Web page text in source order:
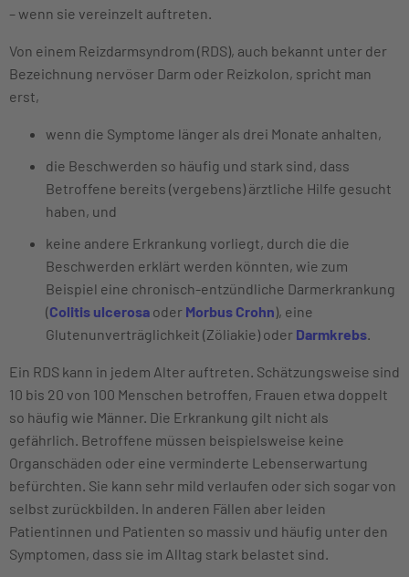
– wenn sie vereinzelt auftreten.
Von einem Reizdarmsyndrom (RDS), auch bekannt unter der
Bezeichnung nervöser Darm oder Reizkolon, spricht man
erst,
wenn die Symptome länger als drei Monate anhalten,
die Beschwerden so häufig und stark sind, dass
Betroffene bereits (vergebens) ärztliche Hilfe gesucht
haben, und
keine andere Erkrankung vorliegt, durch die die
Beschwerden erklärt werden könnten, wie zum
Beispiel eine chronisch-entzündliche Darmerkrankung
(Colitis ulcerosa oder Morbus Crohn), eine
Glutenunverträglichkeit (Zöliakie) oder Darmkrebs
Ein RDS kann in jedem Alter auftreten. Schätzungsweise sind
10 bis 20 von 100 Menschen betroffen, Frauen etwa doppelt
so häufig wie Männer. Die Erkrankung gilt nicht als
gefährlich. Betroffene müssen beispielsweise keine
Organschäden oder eine verminderte Lebenserwartung
befürchten. Sie kann sehr mild verlaufen oder sich sogar von
selbst zurückbilden. In anderen Fällen aber leiden
Patientinnen und Patienten so massiv und häufig unter den
Symptomen, dass sie im Alltag stark belastet sind.